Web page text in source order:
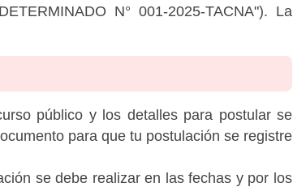
N° 001-2025-TACNA"). La
público y los detalles para postular se
para que tu postulación se registre
se debe realizar en las fechas y por los